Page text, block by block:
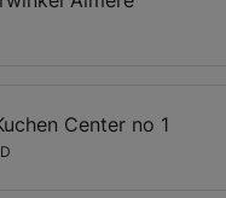
Center no 1